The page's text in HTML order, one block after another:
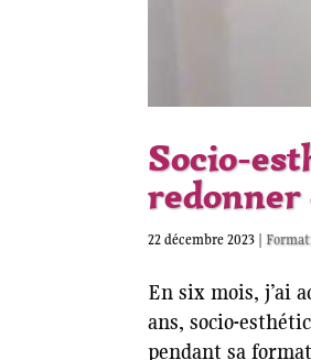
Socio-
redonner
22 décembre 2023 |
En six mois, j’ai
ans, socio-
pendant sa